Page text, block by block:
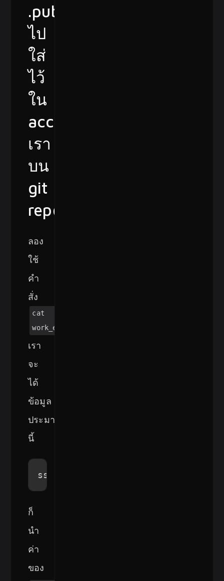
.pub
ไป
ใส่
ไว้
ใน
account
เรา
บน
git
repo
ลอง
ใช้
คำ
สั่ง
cat
work_email.pub
เรา
จะ
ได้
ข้อมูล
ประมาณ
นี้
ssh-rsa AAAAB3NzaC1yc2xxxxx
ก็
นำ
ค่า
ของ